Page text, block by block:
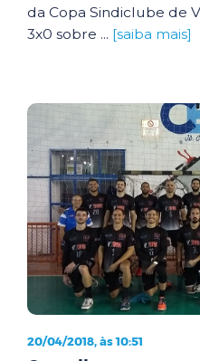
da Copa Sindiclube de
3x0 sobre ... [saiba mais]
20/04/2018, às 10:51